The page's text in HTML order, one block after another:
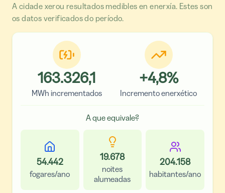
A cidade xerou resultados medibles en enerxía. Estes son
os datos verificados do período.
163.326,1
MWh incrementados
+4,8%
Incremento enerxético
A que equivale?
54.442
fogares/ano
19.678
noites
alumeadas
204.158
habitantes/ano